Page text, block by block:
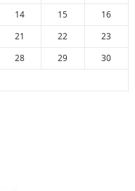
14 15
16
21 22
23
28 29
30